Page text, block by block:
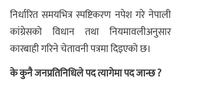
निर्धारित समयभित्र स्पष्टिकरण नपेश गरे नेपाली
कांग्रेसको विधान तथा नियमावलीअनुसार
कारबाही गरिने चेतावनी पत्रमा दिइएको छ।
के कुनै जनप्रतिनिधिले पद त्यागेमा पद जान्छ ?